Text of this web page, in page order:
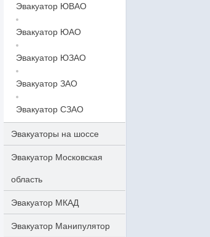
Эвакуатор ЮВАО
Эвакуатор ЮАО
Эвакуатор ЮЗАО
Эвакуатор ЗАО
Эвакуатор СЗАО
Эвакуаторы на шоссе
Эвакуатор Московская
область
Эвакуатор МКАД
Эвакуатор Манипулятор